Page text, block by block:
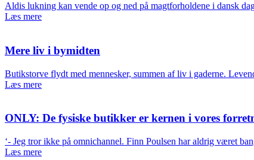
Aldis lukning kan vende op og ned på magtforholdene i dansk
Læs mere
Mere liv i bymidten
Butikstorve flydt med mennesker, summen af liv i gaderne.
Læs mere
ONLY: De fysiske butikker er kernen i vores
‘- Jeg tror ikke på omnichannel. Finn Poulsen har aldrig været
Læs mere